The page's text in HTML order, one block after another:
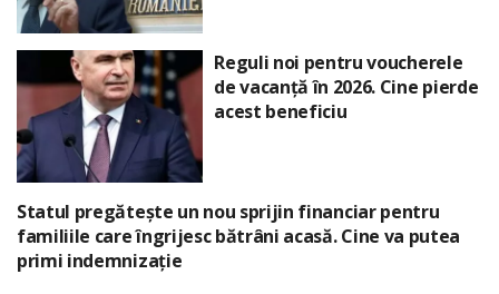
Reguli noi pentru voucherele
de vacanță în 2026. Cine pierde
acest beneficiu
Statul pregătește un nou sprijin financiar pentru
familiile care îngrijesc bătrâni acasă. Cine va putea
primi indemnizație